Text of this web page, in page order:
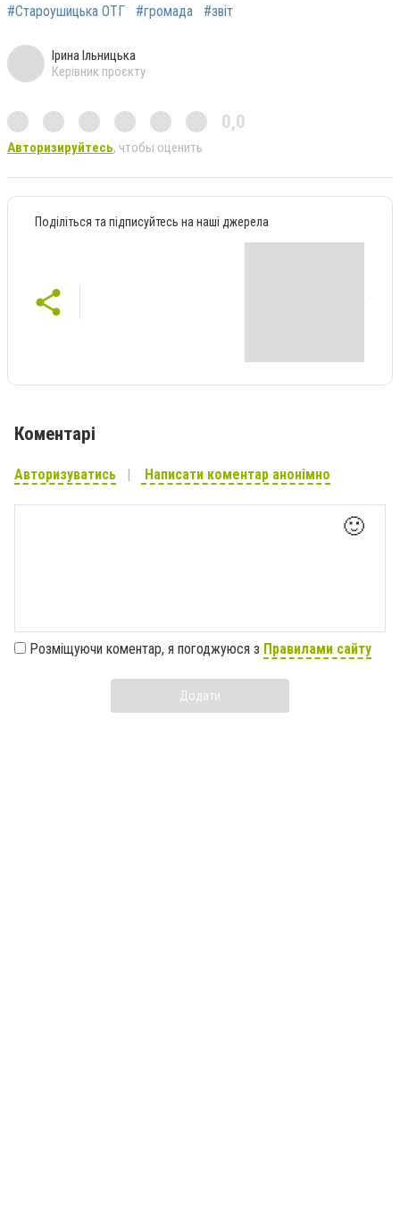
#Староушицька ОТГ #громада #звіт
Ірина Ільницька
Керівник проєкту
0,0
Авторизируйтесь, чтобы оценить
Поділіться та підписуйтесь на наші джерела
Коментарі
Авторизуватись Написати коментар анонімно
🙂
Розміщуючи коментар, я погоджуюся з Правилами сайту
Додати